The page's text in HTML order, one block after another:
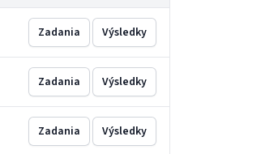
Zadania Výsledky
Zadania Výsledky
Zadania Výsledky